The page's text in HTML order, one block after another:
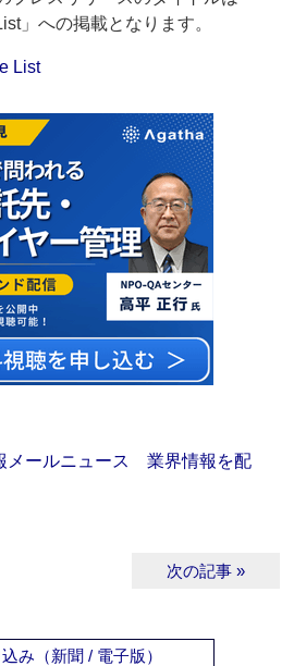
」への掲載となります。
List
ールニュース 業界情報を配
次の記事 »
み（新聞 / 電子版）